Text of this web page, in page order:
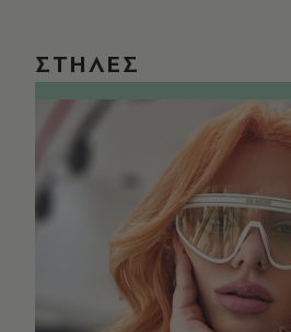
ΣΤΗΛΕΣ